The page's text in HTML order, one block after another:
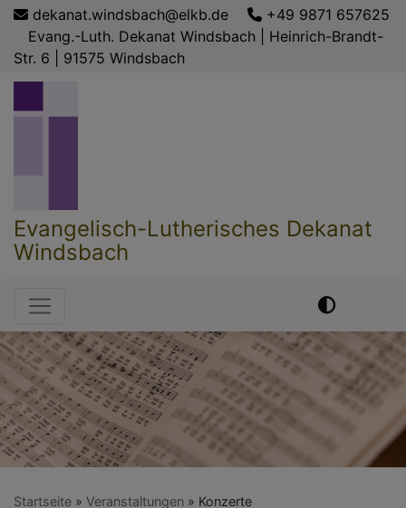
Direkt
Inhalt
dekanat.windsbach@elkb.de
+49 9871 657625
Evang.-Luth. Dekanat Windsbach | Heinrich-Brandt-
Str. 6 | 91575 Windsbach
Evangelisch-Lutherisches Dekanat
Windsbach
Hauptnavigation
Startseite Veranstaltungen Konzerte